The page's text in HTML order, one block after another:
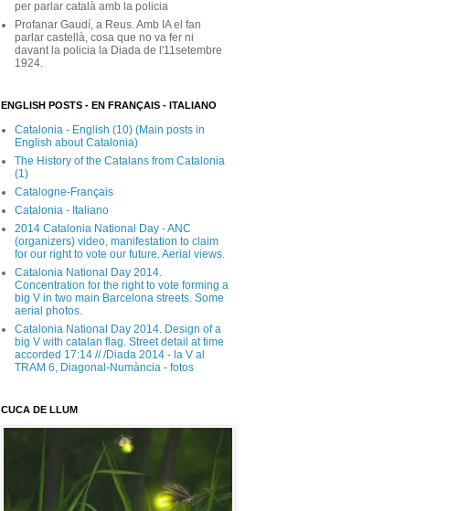
per parlar català amb la policia
Profanar Gaudí, a Reus. Amb IA el fan
parlar castellà, cosa que no va fer ni
davant la policia la Diada de l'11setembre
1924.
ENGLISH POSTS - EN FRANÇAIS - ITALIANO
Catalonia - English (10) (Main posts in
English about Catalonia)
The History of the Catalans from Catalonia
(1)
Catalogne-Français
Catalonia - Italiano
2014 Catalonia National Day - ANC
(organizers) video, manifestation to claim
for our right to vote our future. Aerial views.
Catalonia National Day 2014.
Concentration for the right to vote forming a
big V in two main Barcelona streets. Some
aerial photos.
Catalonia National Day 2014. Design of a
big V with catalan flag. Street detail at time
accorded 17:14 // /Diada 2014 - la V al
TRAM 6, Diagonal-Numància - fotos
CUCA DE LLUM